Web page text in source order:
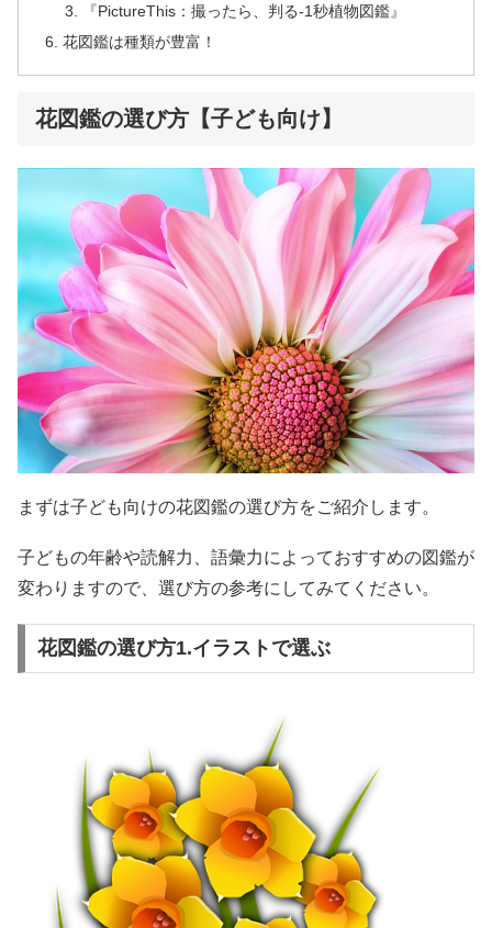
『PictureThis：撮ったら、判る-1秒植物図鑑』
花図鑑は種類が豊富！
花図鑑の選び方【子ども向け】
まずは子ども向けの花図鑑の選び方をご紹介します。
子どもの年齢や読解力、語彙力によっておすすめの図鑑が
変わりますので、選び方の参考にしてみてください。
花図鑑の選び方1.イラストで選ぶ